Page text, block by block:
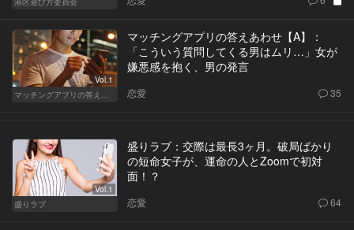
Vol.1
マッチングアプリの答えあわせ【A】
マッチングアプリの答えあわせ【A】：
「こういう質問してくる男はムリ…」女が
嫌悪感を抱く、男の発言
恋愛 35
Vol.1
盛りラブ
盛りラブ：交際は最長3ヶ月。破局ばかり
の短命女子が、運命の人とZoomで初対
面！？
恋愛 64